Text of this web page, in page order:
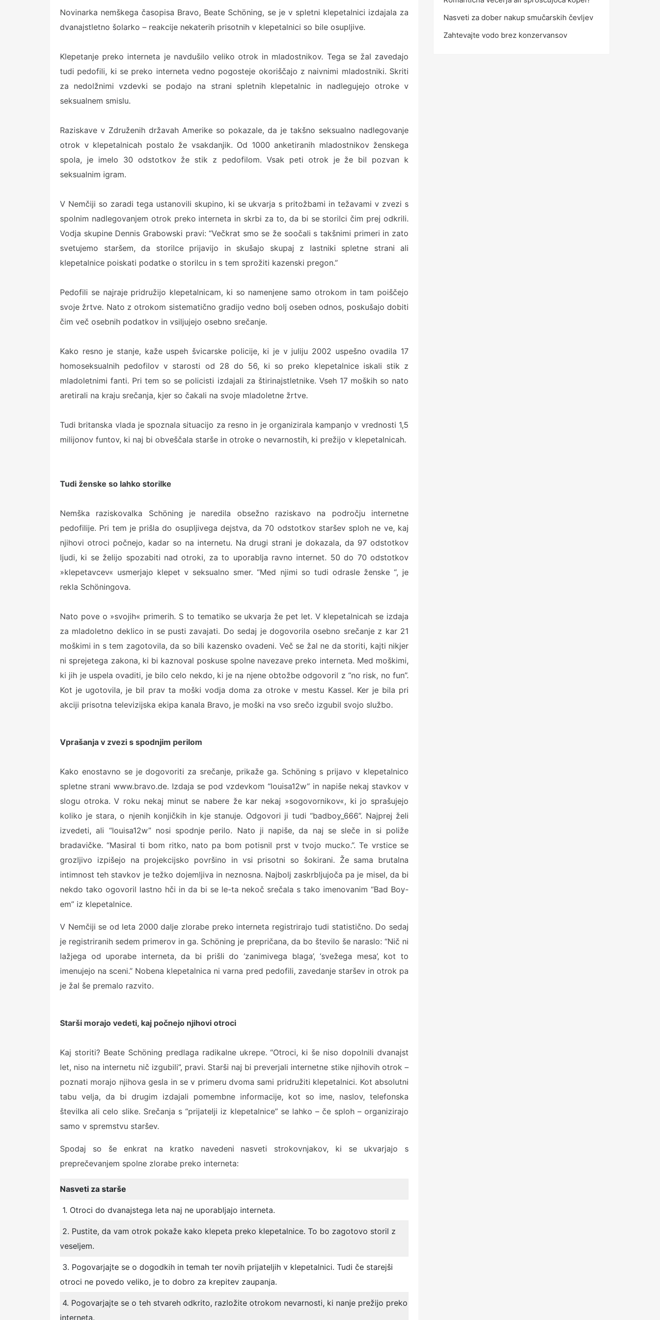
Novinarka nemškega časopisa Bravo, Beate Schöning, se je v spletni klepetalnici izdajala za
dvanajstletno šolarko – reakcije nekaterih prisotnih v klepetalnici so bile osupljive.
Klepetanje preko interneta je navdušilo veliko otrok in mladostnikov. Tega se žal zavedajo
tudi pedofili, ki se preko interneta vedno pogosteje okoriščajo z naivnimi mladostniki. Skriti
za nedolžnimi vzdevki se podajo na strani spletnih klepetalnic in nadlegujejo otroke v
seksualnem smislu.
Raziskave v Združenih državah Amerike so pokazale, da je takšno seksualno nadlegovanje
otrok v klepetalnicah postalo že vsakdanjik. Od 1000 anketiranih mladostnikov ženskega
spola, je imelo 30 odstotkov že stik z pedofilom. Vsak peti otrok je že bil pozvan k
seksualnim igram.
V Nemčiji so zaradi tega ustanovili skupino, ki se ukvarja s pritožbami in težavami v zvezi s
spolnim nadlegovanjem otrok preko interneta in skrbi za to, da bi se storilci čim prej odkrili.
Vodja skupine Dennis Grabowski pravi: “Večkrat smo se že soočali s takšnimi primeri in zato
svetujemo staršem, da storilce prijavijo in skušajo skupaj z lastniki spletne strani ali
klepetalnice poiskati podatke o storilcu in s tem sprožiti kazenski pregon.”
Pedofili se najraje pridružijo klepetalnicam, ki so namenjene samo otrokom in tam poiščejo
svoje žrtve. Nato z otrokom sistematično gradijo vedno bolj oseben odnos, poskušajo dobiti
čim več osebnih podatkov in vsiljujejo osebno srečanje.
Kako resno je stanje, kaže uspeh švicarske policije, ki je v juliju 2002 uspešno ovadila 17
homoseksualnih pedofilov v starosti od 28 do 56, ki so preko klepetalnice iskali stik z
mladoletnimi fanti. Pri tem so se policisti izdajali za štirinajstletnike. Vseh 17 moških so nato
aretirali na kraju srečanja, kjer so čakali na svoje mladoletne žrtve.
Tudi britanska vlada je spoznala situacijo za resno in je organizirala kampanjo v vrednosti 1,5
milijonov funtov, ki naj bi obveščala starše in otroke o nevarnostih, ki prežijo v klepetalnicah.
Tudi ženske so lahko storilke
Nemška raziskovalka Schöning je naredila obsežno raziskavo na področju internetne
pedofilije. Pri tem je prišla do osupljivega dejstva, da 70 odstotkov staršev sploh ne ve, kaj
njihovi otroci počnejo, kadar so na internetu. Na drugi strani je dokazala, da 97 odstotkov
ljudi, ki se želijo spozabiti nad otroki, za to uporablja ravno internet. 50 do 70 odstotkov
»klepetavcev« usmerjajo klepet v seksualno smer. “Med njimi so tudi odrasle ženske “, je
rekla Schöningova.
Nato pove o »svojih« primerih. S to tematiko se ukvarja že pet let. V klepetalnicah se izdaja
za mladoletno deklico in se pusti zavajati. Do sedaj je dogovorila osebno srečanje z kar 21
moškimi in s tem zagotovila, da so bili kazensko ovadeni. Več se žal ne da storiti, kajti nikjer
ni sprejetega zakona, ki bi kaznoval poskuse spolne navezave preko interneta. Med moškimi,
ki jih je uspela ovaditi, je bilo celo nekdo, ki je na njene obtožbe odgovoril z “no risk, no fun”.
Kot je ugotovila, je bil prav ta moški vodja doma za otroke v mestu Kassel. Ker je bila pri
akciji prisotna televizijska ekipa kanala Bravo, je moški na vso srečo izgubil svojo službo.
Vprašanja v zvezi s spodnjim perilom
Kako enostavno se je dogovoriti za srečanje, prikaže ga. Schöning s prijavo v klepetalnico
spletne strani www.bravo.de. Izdaja se pod vzdevkom “louisa12w” in napiše nekaj stavkov v
slogu otroka. V roku nekaj minut se nabere že kar nekaj »sogovornikov«, ki jo sprašujejo
koliko je stara, o njenih konjičkih in kje stanuje. Odgovori ji tudi “badboy_666”. Najprej želi
izvedeti, ali “louisa12w” nosi spodnje perilo. Nato ji napiše, da naj se sleče in si poliže
bradavičke. “Masiral ti bom ritko, nato pa bom potisnil prst v tvojo mucko.”. Te vrstice se
grozljivo izpišejo na projekcijsko površino in vsi prisotni so šokirani. Že sama brutalna
intimnost teh stavkov je težko dojemljiva in neznosna. Najbolj zaskrbljujoča pa je misel, da bi
nekdo tako ogovoril lastno hči in da bi se le-ta nekoč srečala s tako imenovanim “Bad Boy-
em” iz klepetalnice.
V Nemčiji se od leta 2000 dalje zlorabe preko interneta registrirajo tudi statistično. Do sedaj
je registriranih sedem primerov in ga. Schöning je prepričana, da bo število še naraslo: “Nič ni
lažjega od uporabe interneta, da bi prišli do ‘zanimivega blaga’, ‘svežega mesa’, kot to
imenujejo na sceni.” Nobena klepetalnica ni varna pred pedofili, zavedanje staršev in otrok pa
je žal še premalo razvito.
Starši morajo vedeti, kaj počnejo njihovi otroci
Kaj storiti? Beate Schöning predlaga radikalne ukrepe. “Otroci, ki še niso dopolnili dvanajst
let, niso na internetu nič izgubili”, pravi. Starši naj bi preverjali internetne stike njihovih otrok –
poznati morajo njihova gesla in se v primeru dvoma sami pridružiti klepetalnici. Kot absolutni
tabu velja, da bi drugim izdajali pomembne informacije, kot so ime, naslov, telefonska
številka ali celo slike. Srečanja s “prijatelji iz klepetalnice” se lahko – če sploh – organizirajo
samo v spremstvu staršev.
Spodaj so še enkrat na kratko navedeni nasveti strokovnjakov, ki se ukvarjajo s
preprečevanjem spolne zlorabe preko interneta:
Nasveti za starše
1. Otroci do dvanajstega leta naj ne uporabljajo interneta.
2. Pustite, da vam otrok pokaže kako klepeta preko klepetalnice. To bo zagotovo storil z
veseljem.
3. Pogovarjajte se o dogodkih in temah ter novih prijateljih v klepetalnici. Tudi če starejši
otroci ne povedo veliko, je to dobro za krepitev zaupanja.
4. Pogovarjajte se o teh stvareh odkrito, razložite otrokom nevarnosti, ki nanje prežijo preko
interneta.
Nasveti za dober nakup smučarskih čevljev
Zahtevajte vodo brez konzervansov